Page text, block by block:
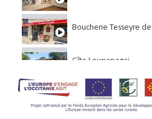
Boucherie Tesseyre
Gîte Loupapagai
Action culturelle et